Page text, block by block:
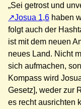
„Sei getrost und
Josua 1,6 haben
folgt auch der
ist mit dem neuen
neues Land. Nicht
sich aufmachen,
Kompass wird
Gesetz], weder zur
es recht ausrichten